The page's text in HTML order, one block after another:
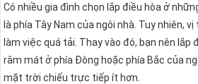
Có nhiều gia đình chọn lắp điều hòa ở
là phía Tây Nam của ngôi nhà. Tuy nhiên,
làm việc quá tải. Thay vào đó, bạn nên lắp
râm mát ở phía Đông hoặc phía Bắc của
mặt trời chiếu trực tiếp ít hơn.